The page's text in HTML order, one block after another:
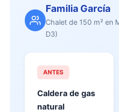
Familia García
Chalet de 150 m² en
D3)
ANTES
Caldera de gas
natural